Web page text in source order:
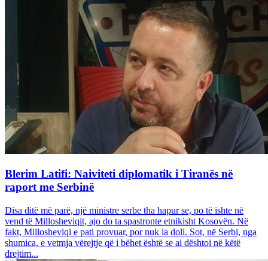
Blerim Latifi: Naiviteti diplomatik i Tiranës në
raport me Serbinë
Disa ditë më parë, një ministre serbe tha hapur se, po të ishte në
vend të Millosheviqit, ajo do ta spastronte etnikisht Kosovën. Në
fakt, Millosheviqi e pati provuar, por nuk ia doli. Sot, në Serbi, nga
shumica, e vetmja vërejtje që i bëhet është se ai dështoi në këtë
drejtim...